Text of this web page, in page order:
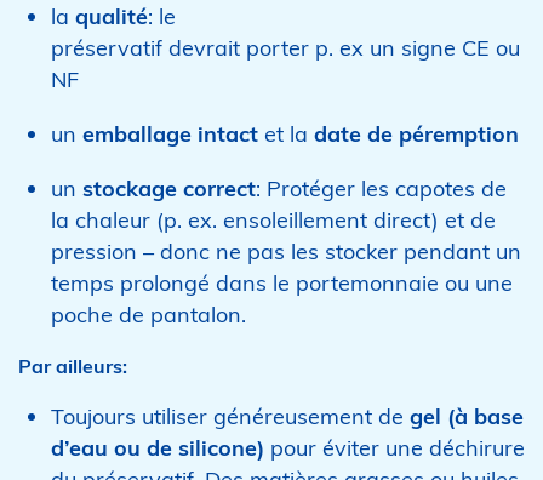
la qualité: le
préservatif devrait porter p. ex un signe CE ou
NF
un emballage intact et la date de péremption
un stockage correct: Protéger les capotes de
la chaleur (p. ex. ensoleillement direct) et de
pression – donc ne pas les stocker pendant un
temps prolongé dans le portemonnaie ou une
poche de pantalon.
Par ailleurs:
Toujours utiliser généreusement de gel (à base
d’eau ou de silicone) pour éviter une déchirure